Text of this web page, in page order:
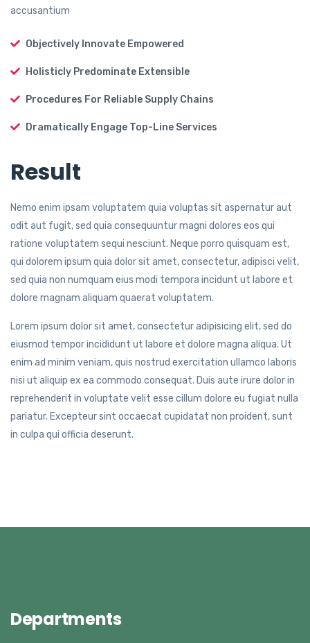
accusantium
Objectively Innovate Empowered
Holisticly Predominate Extensible
Procedures For Reliable Supply Chains
Dramatically Engage Top-Line Services
Result
Nemo enim ipsam voluptatem quia voluptas sit aspernatur aut
odit aut fugit, sed quia consequuntur magni dolores eos qui
ratione voluptatem sequi nesciunt. Neque porro quisquam est,
qui dolorem ipsum quia dolor sit amet, consectetur, adipisci velit,
sed quia non numquam eius modi tempora incidunt ut labore et
dolore magnam aliquam quaerat voluptatem.
Lorem ipsum dolor sit amet, consectetur adipisicing elit, sed do
eiusmod tempor incididunt ut labore et dolore magna aliqua. Ut
enim ad minim veniam, quis nostrud exercitation ullamco laboris
nisi ut aliquip ex ea commodo consequat. Duis aute irure dolor in
reprehenderit in voluptate velit esse cillum dolore eu fugiat nulla
pariatur. Excepteur sint occaecat cupidatat non proident, sunt
in culpa qui officia deserunt.
Departments